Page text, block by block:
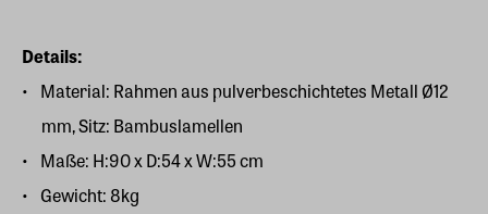
Details:
Material: Rahmen aus pulverbeschichtetes Metall Ø12
mm, Sitz: Bambuslamellen
Maße: H:90 x D:54 x W:55 cm
Gewicht: 8kg